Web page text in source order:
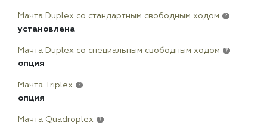
Мачта Duplex сo стандартным свободным ходом ?
установлена
Мачта Duplex со специальным свободным ходом ?
опция
Мачта Triplex ?
опция
Мачта Quadroplex ?